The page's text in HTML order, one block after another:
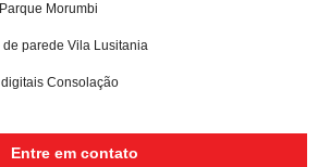
Morumbi
parede Vila Lusitania
Consolação
Entre em contato